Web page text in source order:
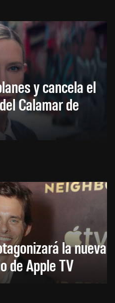
y cancela el
Calamar de
la nueva
de Apple TV